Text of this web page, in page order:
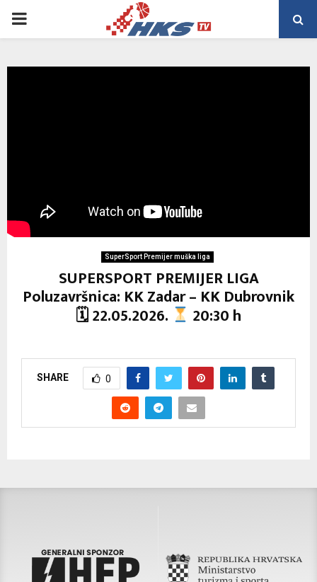
PRIMARY
SuperSport Premijer muška liga
SUPERSPORT PREMIJER LIGA
Poluzavršnica: KK Zadar – KK Dubrovnik
🗓 22.05.2026. 20:30 h
SHARE 0